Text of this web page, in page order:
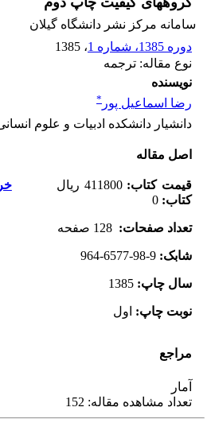
سامانه مرکز نشر دانشگاه گیلان
دوره 1385، شماره 1
، 1385
نوع مقاله: ترجمه
نویسنده
رضا اسماعیل پور *
دانشیار دانشکده ادبیات و علوم
اصل مقاله
قیمت کتاب:
411800 ریال
کتاب:
تعداد صفحات:
شابک:
سال چاپ:
نوبت چاپ: اول
مراجع
آمار
تعداد مشاهده مقاله: 152